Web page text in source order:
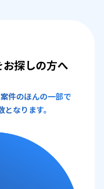
探しの方へ
件のほんの一部で
なります。